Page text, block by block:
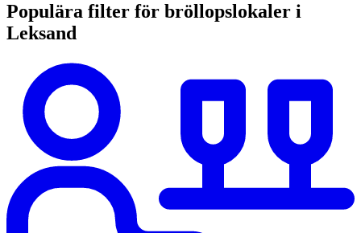
Populära filter för bröllopslokaler i
Leksand